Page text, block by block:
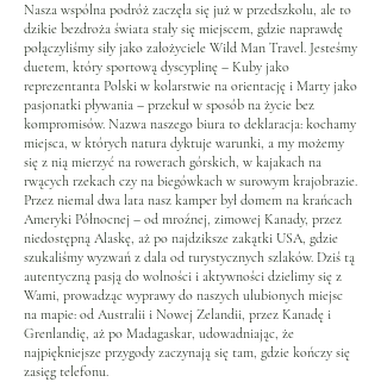
Nasza wspólna podróż zaczęła się już w przedszkolu, ale to
dzikie bezdroża świata stały się miejscem, gdzie naprawdę
połączyliśmy siły jako założyciele Wild Man Travel. Jesteśmy
duetem, który sportową dyscyplinę – Kuby jako
reprezentanta Polski w kolarstwie na orientację i Marty jako
pasjonatki pływania – przekuł w sposób na życie bez
kompromisów. Nazwa naszego biura to deklaracja: kochamy
miejsca, w których natura dyktuje warunki, a my możemy
się z nią mierzyć na rowerach górskich, w kajakach na
rwących rzekach czy na biegówkach w surowym krajobrazie.
Przez niemal dwa lata nasz kamper był domem na krańcach
Ameryki Północnej – od mroźnej, zimowej Kanady, przez
niedostępną Alaskę, aż po najdziksze zakątki USA, gdzie
szukaliśmy wyzwań z dala od turystycznych szlaków. Dziś tą
autentyczną pasją do wolności i aktywności dzielimy się z
Wami, prowadząc wyprawy do naszych ulubionych miejsc
na mapie: od Australii i Nowej Zelandii, przez Kanadę i
Grenlandię, aż po Madagaskar, udowadniając, że
najpiękniejsze przygody zaczynają się tam, gdzie kończy się
zasięg telefonu.